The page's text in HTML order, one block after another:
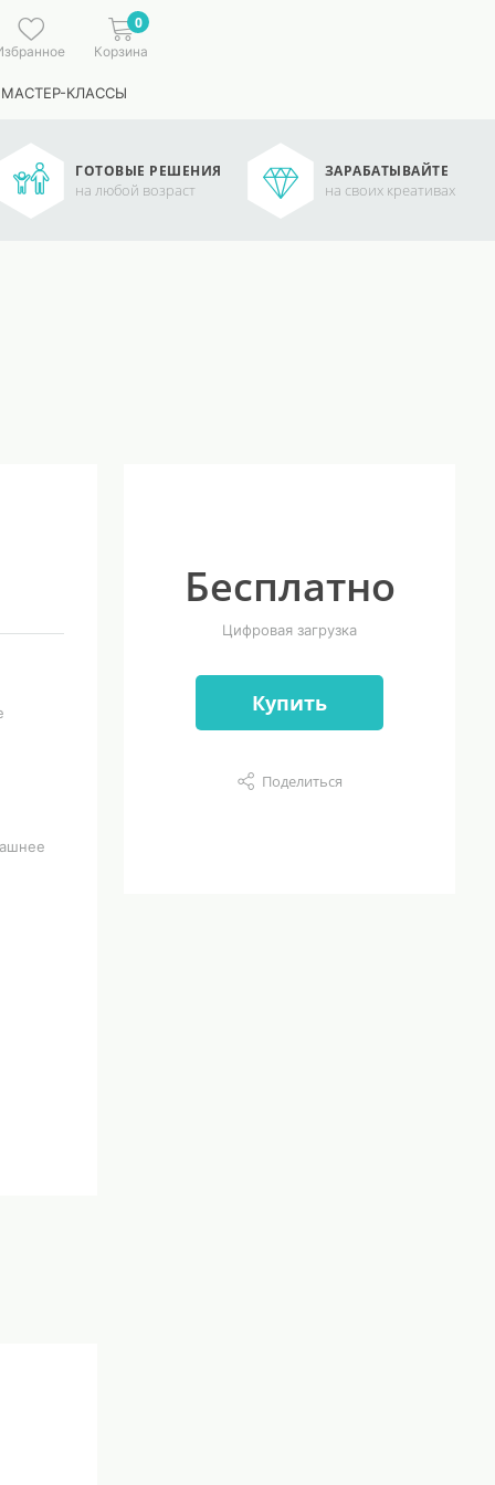
0
Корзина
КЛАССЫ
ГОТОВЫЕ РЕШЕНИЯ
на любой возраст
ЗАРАБАТЫВАЙТЕ
на своих креативах
Бесплатно
Цифровая загрузка
Купить
Поделиться